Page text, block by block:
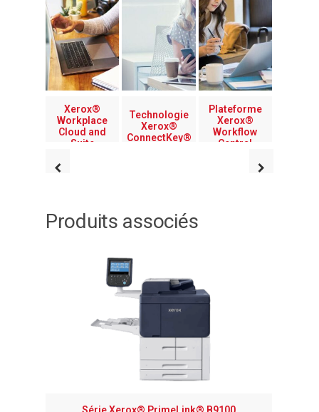
Xerox®
Workplace
Cloud and
Suite
Technologie
Xerox®
ConnectKey®
Plateforme
Xerox®
Workflow
Central
Produits associés